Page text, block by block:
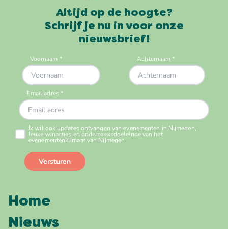
Altijd op de hoogte?
Schrijf je nu in voor onze
nieuwsbrief!
Home
Nieuws